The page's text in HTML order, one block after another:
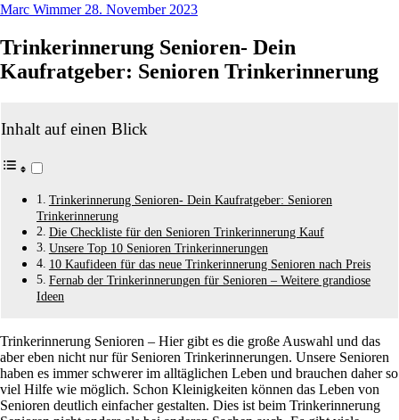
Marc Wimmer 28. November 2023
Trinkerinnerung Senioren- Dein
Kaufratgeber: Senioren Trinkerinnerung
Inhalt auf einen Blick
Trinkerinnerung Senioren- Dein Kaufratgeber: Senioren
Trinkerinnerung
Die Checkliste für den Senioren Trinkerinnerung Kauf
Unsere Top 10 Senioren Trinkerinnerungen
10 Kaufideen für das neue Trinkerinnerung Senioren nach Preis
Fernab der Trinkerinnerungen für Senioren – Weitere grandiose
Ideen
Trinkerinnerung Senioren – Hier gibt es die große Auswahl und das
aber eben nicht nur für Senioren Trinkerinnerungen. Unsere Senioren
haben es immer schwerer im alltäglichen Leben und brauchen daher so
viel Hilfe wie möglich. Schon Kleinigkeiten können das Leben von
Senioren deutlich einfacher gestalten. Dies ist beim Trinkerinnerung